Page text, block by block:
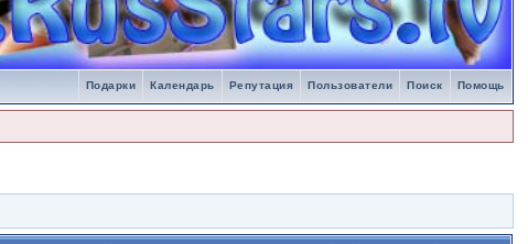
Помощь
Поиск
Пользователи
Репутация
Календарь
Подарки